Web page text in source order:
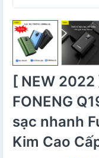
[ NEW
FONENG
sạc nhanh
Kim Cao